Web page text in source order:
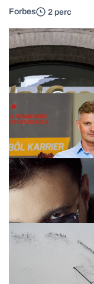
Forbes 2 perc
Bank
Content Lab HUB